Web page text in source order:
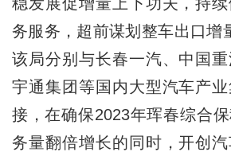
务服务，超前谋划整车出口增
该局分别与长春一汽、中国重
宇通集团等国内大型汽车产
接，在确保2023年珲春综合
务量翻倍增长的同时，开创